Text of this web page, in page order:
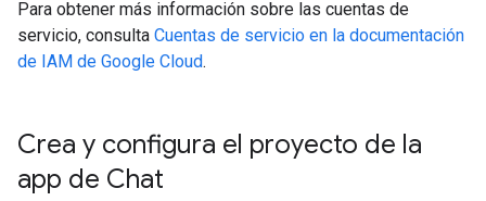
Para obtener más información sobre las cuentas de
servicio, consulta Cuentas de servicio en la documentación
de IAM de Google Cloud.
Crea y configura el proyecto de la
app de Chat